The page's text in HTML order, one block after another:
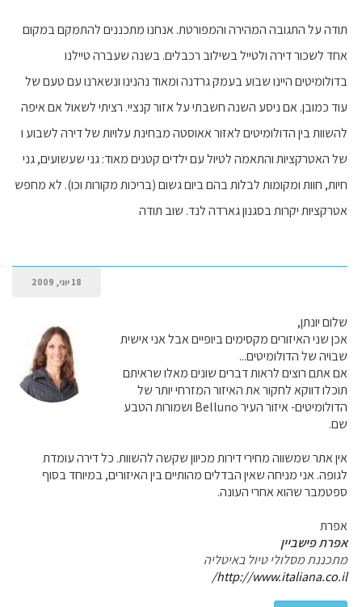
תודה על התגובה המהירה והמפורטת. אנחנו מתכננים להתמקם במקום
אחד לשכור דירה ולטייל בשילוב רכבלים. בשנה שעברה טיילנו
בדולומיטים היינו שבוע בעמק גרדנה ומאוד נהנינו ונשארנו עם טעם של
עוד כמובן. אם ניסע השנה חשבתי על אזור קנציי. רציתי לשאול אם איפה
להשוות בין הדולומיטים לאזור אאוסטה מבחינת עלויות של דירה לשבוע ו
של האטרקציות והתאמה לטיול עם ילדים קטנים מאוד: גני שעשועים, גני
חיות, חוות ומקומות לבלות בהם ביום גשום (בריכות מקורות וכו). לא מחפש
אטרקציות יקרות בסגנון גארדה לנד. שוב תודה
18 יוני, 2009
שלום יונתן,
אכן שני האיזורים מקסימים ביופיים אבל אני אישית
שבויה של הדולומיטים...
אם אתם רוצים לראות דברים שונים מאלו שראיתם
תוכלו דווקא לחקור את האיזור המזרחי יותר של
הדולומיטים- איזור העיר Belluno ושמורות הטבע
שם.
אין אתר שמשווה מחירי דירות מכיוון שקשה להשוות. כל דירה עומדת
לגופה. אני מניחה שאין הבדלים מהותיים בין האיזורים, במיוחד בסוף
ספטמבר שהוא אחרי העונה.
אפרת
אפרת פישביין
מתכננת מסלולי טיול באיטליה
http://www.italiana.co.il/